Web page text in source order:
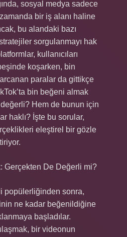
sosyal medya sadece
bir iş alanı haline
bu alandaki bazı
sorgulanmayı hak
kullanıcıları
koşarken, bin
paralar da gittikçe
bin beğeni almak
Hem de bunun için
haklı? İşte bu sorular,
eleştirel bir gözle
Gerçekten De Değerli mi?
popülerliğinden sonra,
ne kadar beğenildiğine
başladılar.
bir videonun